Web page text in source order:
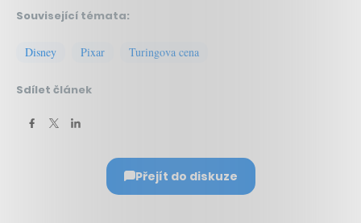
Související témata:
Disney Pixar Turingova cena
Sdílet článek
Přejít do diskuze